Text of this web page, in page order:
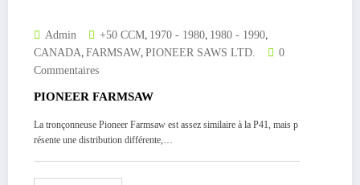
Admin +50 CCM, 1970 - 1980, 1980 - 1990,
CANADA, FARMSAW, PIONEER SAWS LTD.
0
Commentaires
PIONEER FARMSAW
La tronçonneuse Pioneer Farmsaw est assez similaire à la P41, mais p
résente une distribution différente,…